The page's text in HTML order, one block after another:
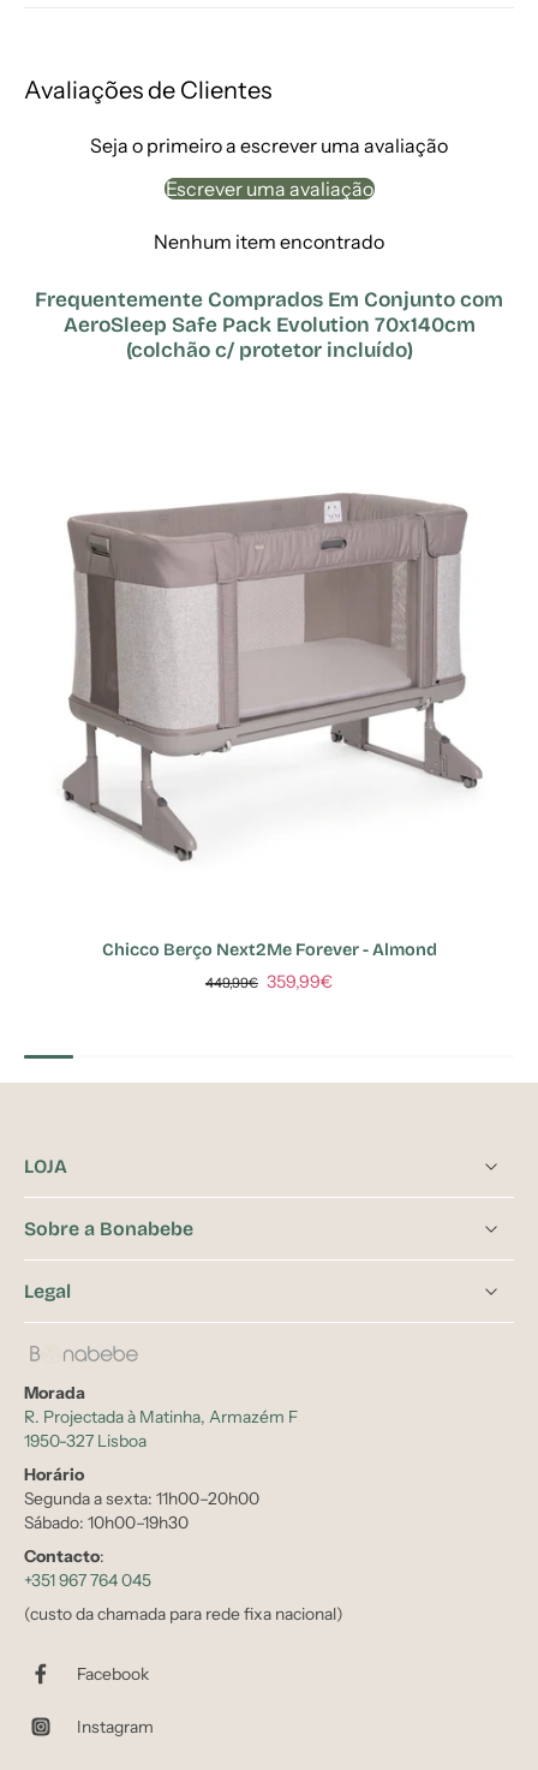
Avaliações de Clientes
Seja o primeiro a escrever uma avaliação
Escrever uma avaliação
Nenhum item encontrado
Frequentemente Comprados Em Conjunto com
AeroSleep Safe Pack Evolution 70x140cm
(colchão c/ protetor incluído)
Chicco Berço Next2Me Forever - Almond
449,99€ 359,99€
LOJA
Sobre a Bonabebe
Legal
Morada
R. Projectada à Matinha, Armazém F
1950-327 Lisboa
Horário
Segunda a sexta: 11h00–20h00
Sábado: 10h00–19h30
Contacto:
+351 967 764 045
(custo da chamada para rede fixa nacional)
Facebook
Instagram